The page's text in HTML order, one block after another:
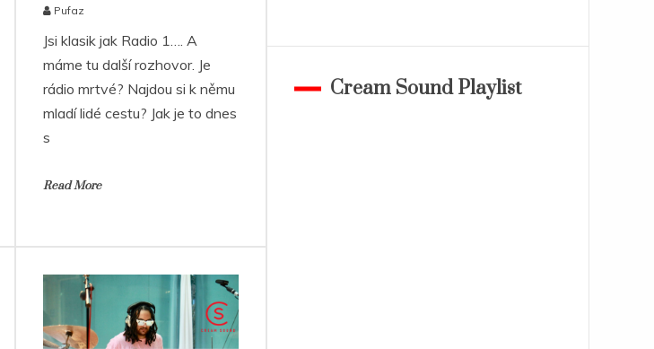
Pufaz
Jsi klasik jak Radio 1…. A
máme tu další rozhovor. Je
rádio mrtvé? Najdou si k němu
mladí lidé cestu? Jak je to dnes
s
Read More
Cream Sound Playlist